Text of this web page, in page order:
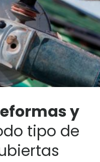
y
tipo de